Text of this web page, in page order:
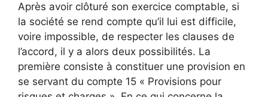
Après avoir clôturé son exercice comptable, si
la société se rend compte qu’il lui est difficile,
voire impossible, de respecter les clauses de
l’accord, il y a alors deux possibilités. La
première consiste à constituer une provision en
se servant du compte 15 « Provisions pour